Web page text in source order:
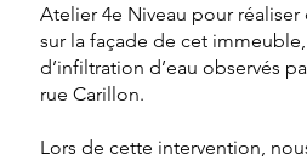
Atelier 4e Niveau pour
sur la façade de cet
d’infiltration d’eau observés
rue Carillon.
Lors de cette intervention,